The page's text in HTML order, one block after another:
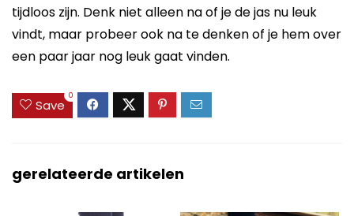
tijdloos zijn. Denk niet alleen na of je de jas nu leuk
vindt, maar probeer ook na te denken of je hem over
een paar jaar nog leuk gaat vinden.
Save
0
gerelateerde artikelen